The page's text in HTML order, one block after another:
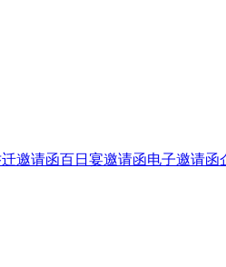
邀请函百日宴邀请函电子邀请函